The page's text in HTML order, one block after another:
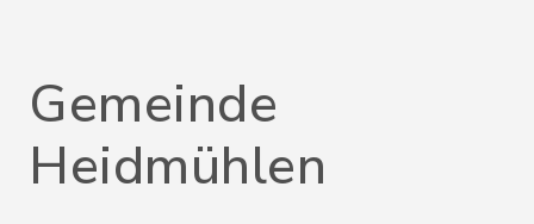
Gemeinde
Heidmühlen